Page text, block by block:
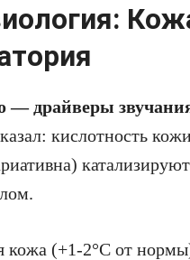
— драйверы
кислотность
кожа (+1-2°C от